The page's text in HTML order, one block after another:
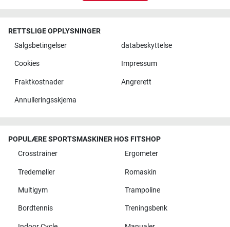
RETTSLIGE OPPLYSNINGER
Salgsbetingelser
databeskyttelse
Cookies Impressum
Fraktkostnader Angrerett
Annulleringsskjema
POPULÆRE SPORTSMASKINER HOS FITSHOP
Crosstrainer
Ergometer
Tredemøller Romaskin
Multigym Trampoline
Bordtennis Treningsbenk